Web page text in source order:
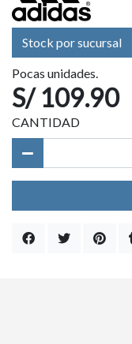
Stock por sucursal
Pocas unidades.
S/ 109.90
CANTIDAD